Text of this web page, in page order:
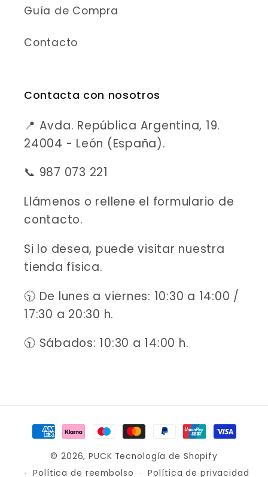
Guía de Compra
Contacto
Contacta con nosotros
📍 Avda. República Argentina, 19.
24004 - León (España).
📞 987 073 221
Llámenos o rellene el formulario de
contacto.
Si lo desea, puede visitar nuestra
tienda física.
🕥 De lunes a viernes: 10:30 a 14:00 /
17:30 a 20:30 h.
🕥 Sábados: 10:30 a 14:00 h.
Formas
de
pago© 2026,PUCK Tecnología de Shopify
Política de reembolso
Política de privacidad